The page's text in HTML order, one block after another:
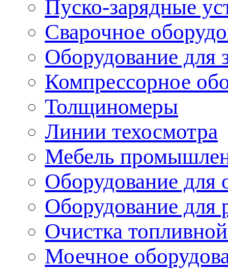
Пуско-зарядные
Сварочное
Оборудование для
Компрессорное
Толщиномеры
Линии техосмотра
Мебель
Оборудование для
Оборудование для
Очистка
Моечное